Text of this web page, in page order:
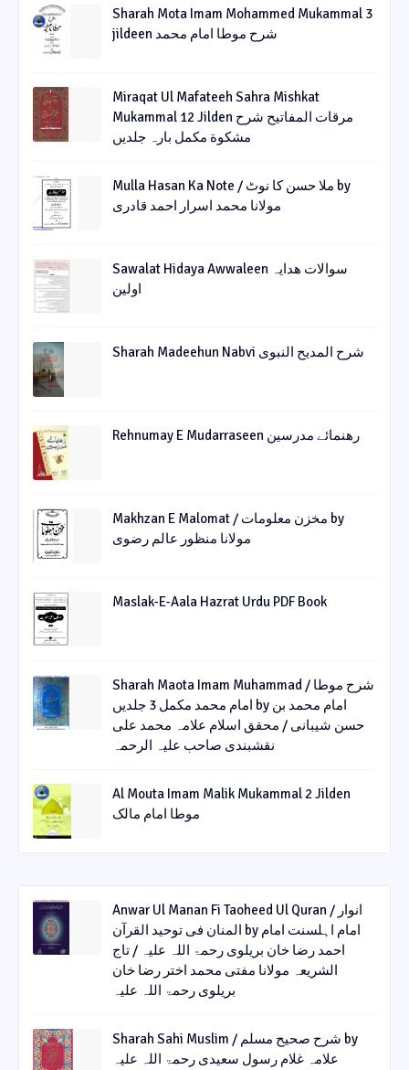
Sharah Mota Imam Mohammed Mukammal 3
jildeen شرح موطا امام محمد
Miraqat Ul Mafateeh Sahra Mishkat
Mukammal 12 Jilden مرقات المفاتیح شرح
مشکوة مکمل بارہ جلدیں
Mulla Hasan Ka Note / ملا حسن کا نوٹ by
مولانا محمد اسرار احمد قادری
Sawalat Hidaya Awwaleen سوالات ھدایہ
اولین
Sharah Madeehun Nabvi شرح المدیح النبوی
Rehnumay E Mudarraseen رهنمائے مدرسین
Makhzan E Malomat / مخزن معلومات by
مولانا منظور عالم رضوی
Maslak-E-Aala Hazrat Urdu PDF Book
Sharah Maota Imam Muhammad / شرح موطا
امام محمد مکمل 3 جلدیں by امام محمد بن
حسن شیبانی / محقق اسلام علامہ محمد علی
نقشبندی صاحب علیہ الرحمہ
Al Mouta Imam Malik Mukammal 2 Jilden
موطا امام مالک
Anwar Ul Manan Fi Taoheed Ul Quran / انوار
المنان فی توحید القرآن by امام اہلسنت امام
احمد رضا خان بریلوی رحمۃ اللہ علیہ / تاج
الشریعہ مولانا مفتی محمد اختر رضا خان
بریلوی رحمۃ اللہ علیہ
Sharah Sahi Muslim / شرح صحیح مسلم by
علامہ غلام رسول سعیدی رحمۃ اللہ علیہ